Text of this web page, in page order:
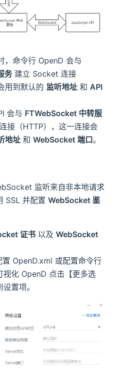
，命令行 OpenD 会与
务建立 Socket 连接
用到默认的监听地址 和API
会与 FTWebSocket 中转服
接（HTTP），这一连接会
地址 和WebSocket 端口。
监听来自非本地请求
SSL 并配置 WebSocket 鉴
证书 以及 WebSocket
OpenD.xml 或配置命令行
视化 OpenD 点击【更多选
置项。